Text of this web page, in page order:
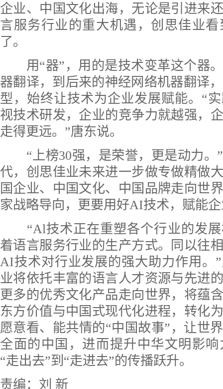
企业、中国文化出海，无论是引进来
言服务行业的重大机遇，创思佳业
了。
用“器”，用的是技术变革这个器。
器翻译，到后来的神经网络机器翻译
型，始终让技术为企业发展赋能。“
视技术研发，企业的竞争力就越强，
走得更远。”唐东说。
“上榜30强，是荣誉，更是动力。
代，创思佳业未来进一步做专做精做
国企业、中国文化、中国品牌走向世
家战略导向，更要用好AI技术，赋能
“Al技术正在重塑各个行业的发展
着语言服务行业的生产方式。同以往
AI技术对行业发展的强大助力作用。
业将依托丰富的语言人才资源与先进
更多的优秀文化产品走向世界，将蕴
东方价值与中国式现代化进程，转化
愿意看、能共情的“中国故事”，让世
全面的中国，进而提升中华文明影
“走出去”到“走进去”的传播跃升。
责编：刘 新